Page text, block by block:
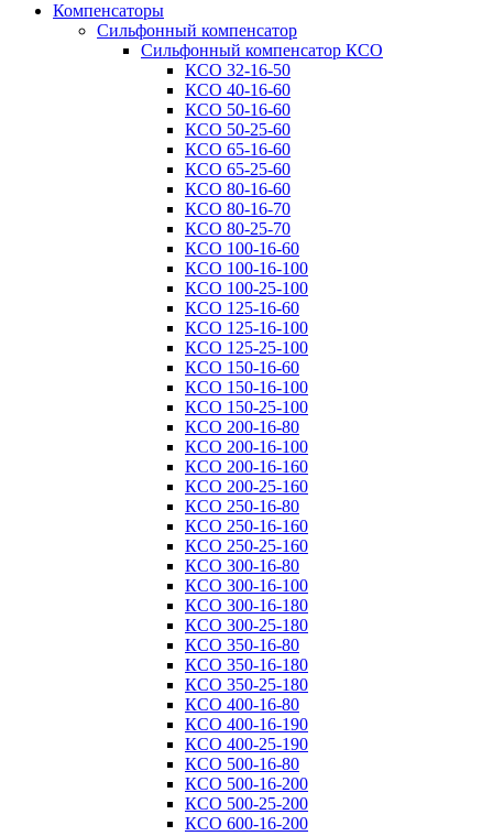
Компенсаторы
Сильфонный компенсатор
Сильфонный компенсатор КСО
КСО 32-16-50
КСО 40-16-60
КСО 50-16-60
КСО 50-25-60
КСО 65-16-60
КСО 65-25-60
КСО 80-16-60
КСО 80-16-70
КСО 80-25-70
КСО 100-16-60
КСО 100-16-100
КСО 100-25-100
КСО 125-16-60
КСО 125-16-100
КСО 125-25-100
КСО 150-16-60
КСО 150-16-100
КСО 150-25-100
КСО 200-16-80
КСО 200-16-100
КСО 200-16-160
КСО 200-25-160
КСО 250-16-80
КСО 250-16-160
КСО 250-25-160
КСО 300-16-80
КСО 300-16-100
КСО 300-16-180
КСО 300-25-180
КСО 350-16-80
КСО 350-16-180
КСО 350-25-180
КСО 400-16-80
КСО 400-16-190
КСО 400-25-190
КСО 500-16-80
КСО 500-16-200
КСО 500-25-200
КСО 600-16-200